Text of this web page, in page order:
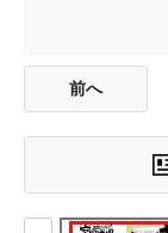
前へ